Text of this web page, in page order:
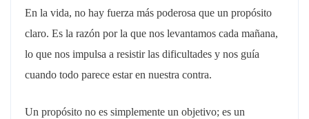
En la vida, no hay fuerza más poderosa que un propósito
claro. Es la razón por la que nos levantamos cada mañana,
lo que nos impulsa a resistir las dificultades y nos guía
cuando todo parece estar en nuestra contra.
Un propósito no es simplemente un objetivo; es un